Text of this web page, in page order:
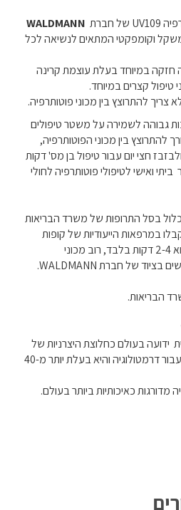
UV109 של חברת WALDMANN
וקומפקטי המתאים לנשיאה לכל
חזקה במיוחד בעלת עוצמת קרינה
קצרים במיוחד.
צריך להתרוצץ בין מכוני פוטותרפיה.
גבוהה לשמירה על משטר טיפולים
להתרוצץ בין מכוני הפוטותרפיה,
חצי יום עבור טיפול בן מס' דקות
ואישי לטיפולי פוטותרפיה לחולי
כלול בסל התרופות של משרד הבריאות
במרפאות הייעודיות של קופות
החולים חינם, משך הטיפול הוא 2-4 דקות בלבד, רוב מכוני
בציוד של חברתWALDMANN.
ידועה בעולם כחלוצת היצרניות של
עבור דרמטולוגיה והיא בעלת יותר מ-40
כאיכותיות ביותר בעולם.